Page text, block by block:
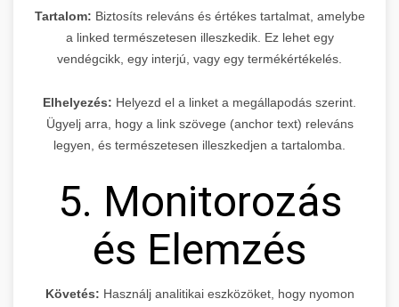
Tartalom: Biztosíts releváns és értékes tartalmat, amelybe
a linked természetesen illeszkedik. Ez lehet egy
vendégcikk, egy interjú, vagy egy termékértékelés.
Elhelyezés: Helyezd el a linket a megállapodás szerint.
Ügyelj arra, hogy a link szövege (anchor text) releváns
legyen, és természetesen illeszkedjen a tartalomba.
5. Monitorozás
és Elemzés
Követés: Használj analitikai eszközöket, hogy nyomon